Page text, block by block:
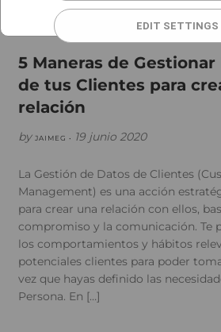
5 Maneras de Gestionar
de tus Clientes para
relación
by JAIMEG • 19 junio 2020
La Gestión de Datos de Clientes
Management) es una acción
para crear una relación con ellos,
compromiso y la comunicación. Te
los comportamientos y hábitos
potenciales clientes para poder
vez que hayas definido las
Persona. En […]
EDIT SETTINGS